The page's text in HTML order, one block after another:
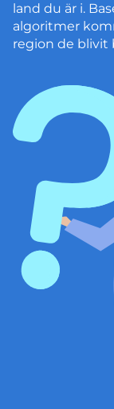
land du är i.
algoritmer
region de blivit